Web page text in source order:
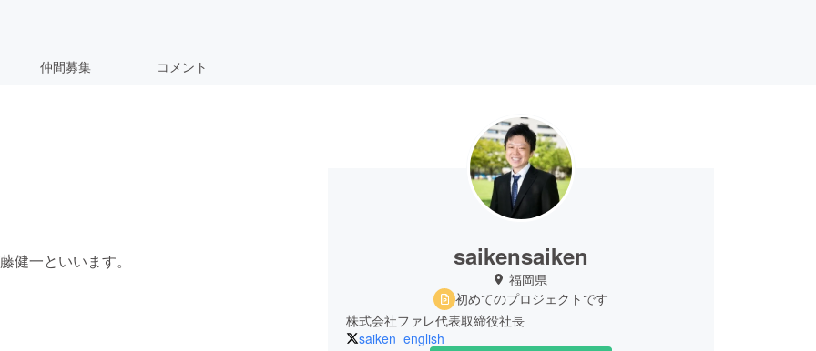
仲間募集 コメント
健一といいます。 saikensaiken
福岡県
初めてのプロジェクトです
株式会社ファレ代表取締役社長
saiken_english